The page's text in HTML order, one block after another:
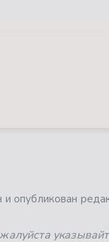
опубликован